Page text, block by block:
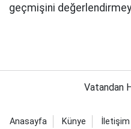
geçmişini
Vatandan
Anasayfa Künye İletişim